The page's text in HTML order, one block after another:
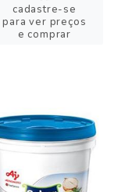
cadastre-se
para ver preços
e comprar